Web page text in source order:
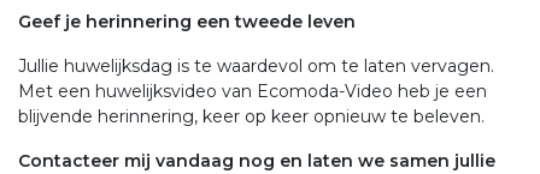
Geef je herinnering een tweede leven
Jullie huwelijksdag is te waardevol om te laten vervagen.
Met een huwelijksvideo van Ecomoda-Video heb je een
blijvende herinnering, keer op keer opnieuw te beleven.
Contacteer mij vandaag nog en laten we samen jullie